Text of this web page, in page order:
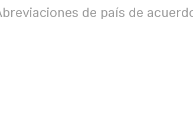
de país de